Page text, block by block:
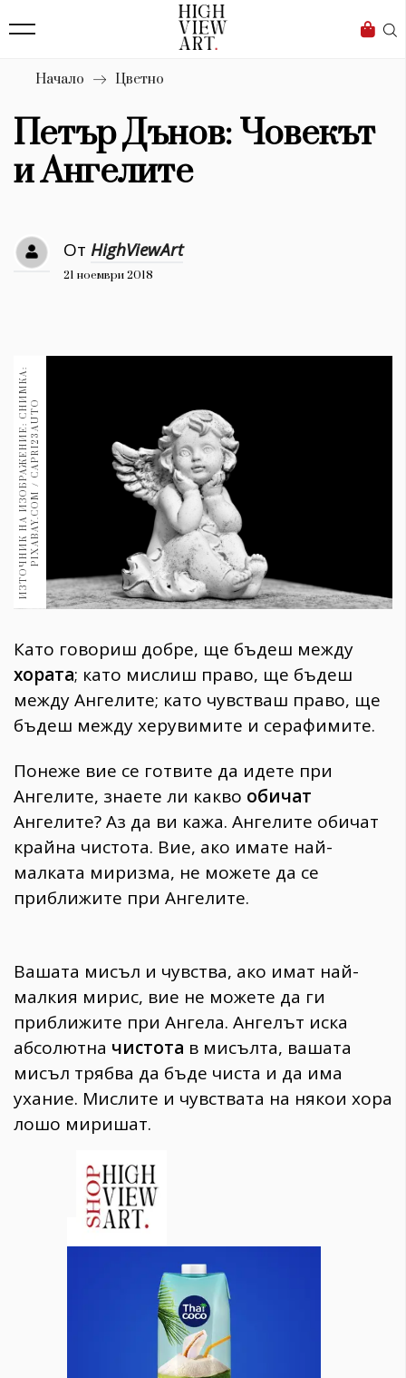
Бизнес
Мода
Dialogue
Изкуство
4340
Красота
777
Книги
30+
Гурме 1710
Пътувай
237
Здраве 389
Gentlemen
382
Wellness
1817
ПОСЛЕДВАЙТЕ
НИ
Начало Цветно
Петър Дънов: Човекът
и Ангелите
От HighViewArt
21 ноември 2018
И
З
Т
О
Ч
Н
И
К
Н
А
И
З
О
Б
Р
А
Ж
Е
Н
И
Е
:
С
Н
И
М
К
А
:
P
I
X
A
B
A
Y
.
C
O
M
/
C
A
P
R
I
2
3
A
U
TO
Като говориш добре, ще бъдеш между
хората; като мислиш право, ще бъдеш
между Ангелите; като чувстваш право, ще
бъдеш между херувимите и серафимите.
Понеже вие се готвите да идете при
Ангелите, знаете ли какво обичат
Ангелите? Аз да ви кажа. Ангелите обичат
крайна чистота. Вие, ако имате най-
малката миризма, не можете да се
приближите при Ангелите.
Вашата мисъл и чувства, ако имат най-
малкия мирис, вие не можете да ги
приближите при Ангела. Ангелът иска
абсолютна чистoта в мисълта, вашата
мисъл трябва да бъде чиста и да има
ухание. Мислите и чувствата на някои хора
лошо миришат.